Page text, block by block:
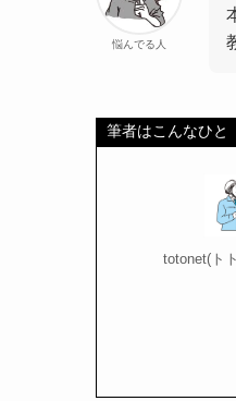
悩んでる人
筆者はこんなひと
totonet(ト